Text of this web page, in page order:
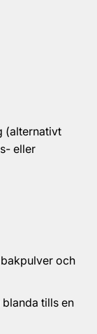
(alternativt
eller
och
tills en